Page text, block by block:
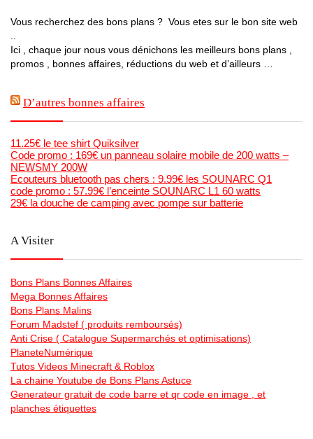
Vous recherchez des bons plans ? Vous etes sur le bon site web
Ici , chaque jour nous vous dénichons les meilleurs bons plans ,
promos , bonnes affaires, réductions du web et d’ailleurs …
D’autres bonnes affaires
11.25€ le tee shirt Quiksilver
Code promo : 169€ un panneau solaire mobile de 200 watts –
NEWSMY 200W
Ecouteurs bluetooth pas chers : 9.99€ les SOUNARC Q1
code promo : 57.99€ l’enceinte SOUNARC L1 60 watts
29€ la douche de camping avec pompe sur batterie
A Visiter
Bons Plans Bonnes Affaires
Mega Bonnes Affaires
Bons Plans Malins
Forum Madstef ( produits remboursés)
Anti Crise ( Catalogue Supermarchés et optimisations)
PlaneteNumérique
Tutos Videos Minecraft & Roblox
La chaine Youtube de Bons Plans Astuce
Generateur gratuit de code barre et qr code en image , et
planches étiquettes